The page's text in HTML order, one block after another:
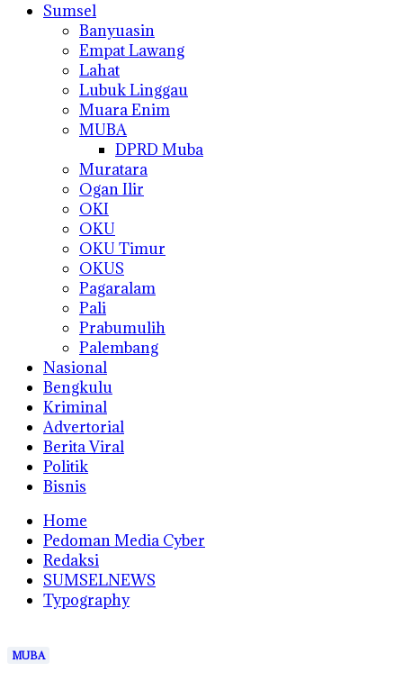
Sumsel
Banyuasin
Empat Lawang
Lahat
Lubuk Linggau
Muara Enim
MUBA
DPRD Muba
Muratara
Ogan Ilir
OKI
OKU
OKU Timur
OKUS
Pagaralam
Pali
Prabumulih
Palembang
Nasional
Bengkulu
Kriminal
Advertorial
Berita Viral
Politik
Bisnis
Home
Pedoman Media Cyber
Redaksi
SUMSELNEWS
Typography
MUBA